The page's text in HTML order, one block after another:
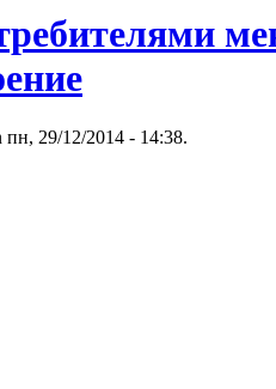
пн, 29/12/2014 - 14:38.